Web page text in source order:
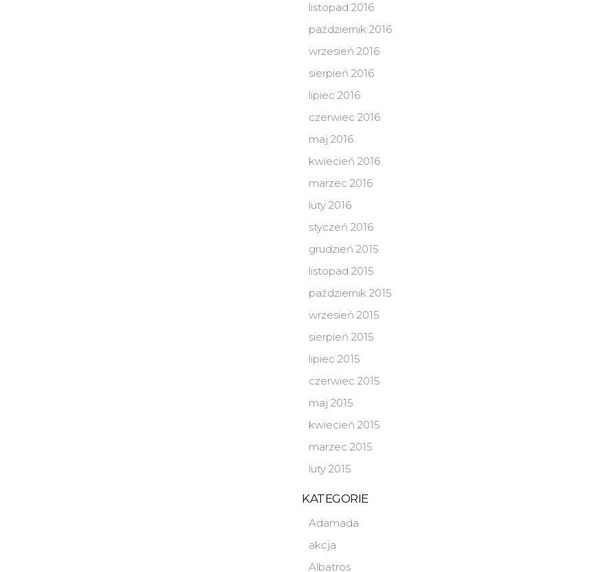
listopad 2016
październik 2016
wrzesień 2016
sierpień 2016
lipiec 2016
czerwiec 2016
maj 2016
kwiecień 2016
marzec 2016
luty 2016
styczeń 2016
grudzień 2015
listopad 2015
październik 2015
wrzesień 2015
sierpień 2015
lipiec 2015
czerwiec 2015
maj 2015
kwiecień 2015
marzec 2015
luty 2015
KATEGORIE
Adamada
akcja
Albatros